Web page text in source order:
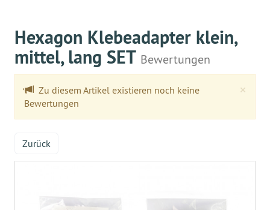
Hexagon Klebeadapter klein,
mittel, lang SET Bewertungen
×
Zu diesem Artikel existieren noch keine
Bewertungen
Zurück